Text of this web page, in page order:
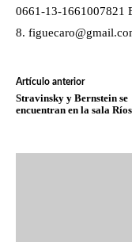
0661-13-1661007821
8.
Artículo anterior
Stravinsky y Bernstein se
encuentran en la sala